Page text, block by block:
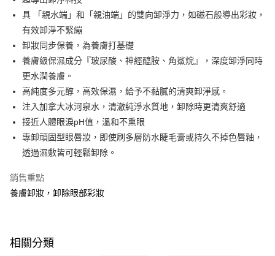
Apple Pay
街口支付
悠遊付
Google Pay
AFTEE先享後付
相關說明
【關於「AFTEE先享後付」】
AFTEE先享後付是「在收到商品之後才付款」的支付方式。 讓您購物簡單
１．簡單：不需註冊會員、不需綁卡、不需儲值。
３．安心：先確認商品／服務後，再付款。
３．收到繳費通知簡訊後14天內，點擊此簡訊中的連結，可透過四大超商／
即享券
全家取貨付款
每筆NT$65，滿NT$390(含以上)免運費
每筆NT$65，滿NT$390(含以上)免運費
具 「親水端」和「親油端」的雙向卸淨力，如磁石般導出彩妝，
有效卸淨不緊繃
卸妝同步保養，為養膚打基礎
養膚級保濕成分『玻尿酸、神經醯胺、角鯊烷』，深度卸淨同時
更水潤養膚。
高純度多元醇，高效保濕，給予不黏膩的清爽卸淨感。
注入加拿大冰河泉水，清澈純淨水質地，卸除時更清爽舒適
接近人體眼淚pH值，溫和不熏眼
專卸頑固型眼唇妝，即使刷多層防水睫毛膏或持久不掉色唇釉，
透過濕敷皆可輕鬆卸除。
銷售重點
養膚卸妝，卸除眼部彩妝
相關分類